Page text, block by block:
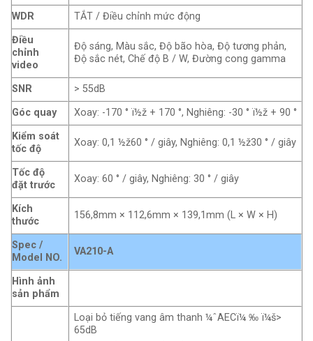
WDR
TẮT / Điều chỉnh mức động
Điều
chỉnh
video
Độ sáng, Màu sắc, Độ bão hòa, Độ tương phản,
Độ sắc nét, Chế độ B / W, Đường cong gamma
SNR
> 55dB
Góc quay
Xoay: -170 ° ï½ž + 170 °, Nghiêng: -30 ° ï½ž + 90 °
Kiểm soát
tốc độ
Xoay: 0,1 ½ž60 ° / giây, Nghiêng: 0,1 ½ž30 ° / giây
Tốc độ
đặt trước
Xoay: 60 ° / giây, Nghiêng: 30 ° / giây
Kích
thước
156,8mm × 112,6mm × 139,1mm (L × W × H)
Spec /
Model NO.
VA210-A
Hình ảnh
sản phẩm
Loại bỏ tiếng vang âm thanh ¼ˆAECï¼ ‰ ï¼š>
65dB